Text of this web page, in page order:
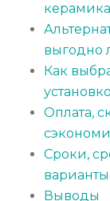
выгодно
Как
Оплата,
Сроки,
Выводы